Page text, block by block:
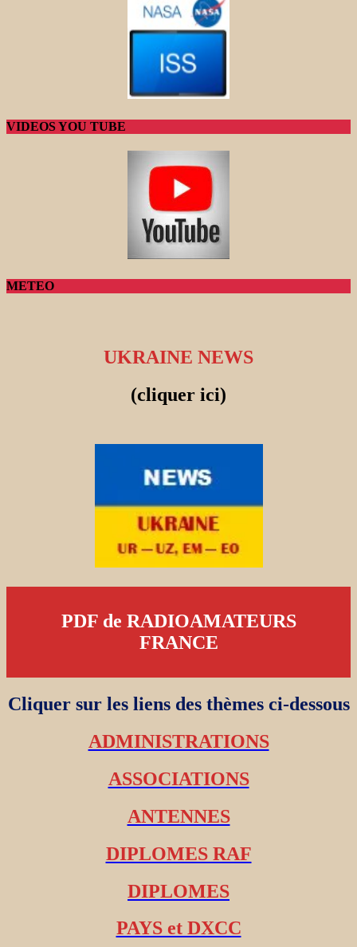
VIDEOS YOU TUBE
METEO
UKRAINE NEWS
(cliquer ici)
PDF de RADIOAMATEURS
FRANCE
Cliquer sur les liens des thèmes ci-dessous
ADMINISTRATIONS
ASSOCIATIONS
ANTENNES
DIPLOMES RAF
DIPLOMES
PAYS et DXCC